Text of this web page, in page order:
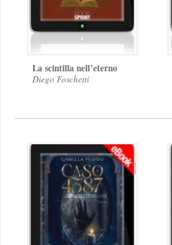
La scintilla nell’eterno
Diego Foschetti